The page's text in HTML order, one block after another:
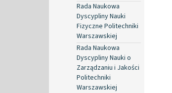
Rada Naukowa
Dyscypliny Nauki
Fizyczne Politechniki
Warszawskiej
Rada Naukowa
Dyscypliny Nauki o
Zarządzaniu i Jakości
Politechniki
Warszawskiej